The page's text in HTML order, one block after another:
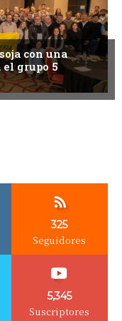
con una
grupo 5
325
Seguidores
5,345
Suscriptores